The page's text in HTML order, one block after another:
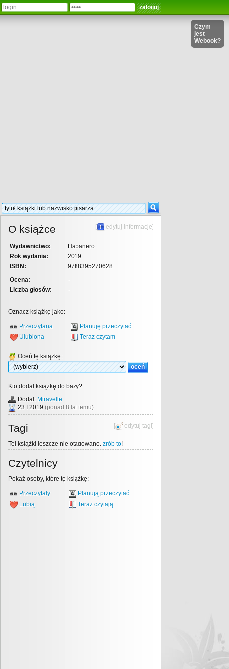
Czym
jest
Webook?
[ edytuj informacje]
O książce
Wydawnictwo:
Habanero
Rok wydania:
2019
ISBN:
9788395270628
Ocena:
-
Liczba głosów:
-
Oznacz książkę jako:
Przeczytana
Planuję przeczytać
Ulubiona
Teraz czytam
Oceń tę książkę:
Kto dodał książkę do bazy?
Dodał: Miravelle
23 I 2019 (ponad 8 lat temu)
[ edytuj tagi]
Tagi
Tej książki jeszcze nie otagowano, zrób to!
Czytelnicy
Pokaż osoby, które tę książkę:
Przeczytały
Planują przeczytać
Lubią
Teraz czytają